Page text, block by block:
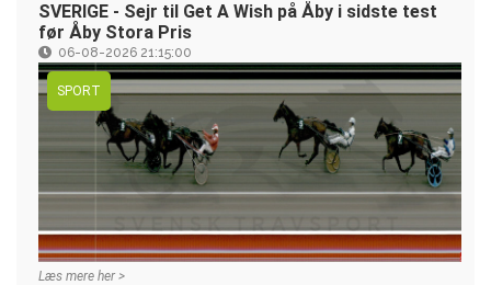
SVERIGE - Sejr til Get A Wish på Åby i sidste test
før Åby Stora Pris
06-08-2026 21:15:00
SPORT
Læs mere her >